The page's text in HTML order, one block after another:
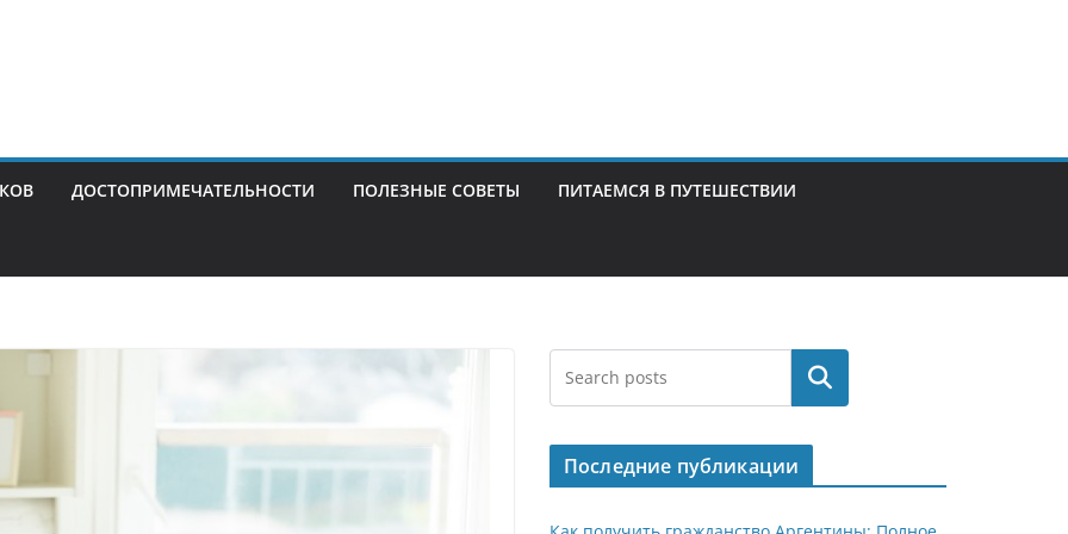
ДОСТОПРИМЕЧАТЕЛЬНОСТИ ПОЛЕЗНЫЕ СОВЕТЫ ПИТАЕМСЯ В ПУТЕШЕСТВИИ
Поиск
Последние публикации